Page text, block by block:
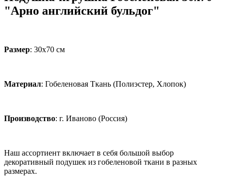
"Арно английский бульдог"
Размер: 30х70 см
Материал: Гобеленовая Ткань (Полиэстер, Хлопок)
Производство: г. Иваново (Россия)
Наш ассортиент включает в себя большой выбор
декоративный подушек из гобеленовой ткани в разных
размерах.